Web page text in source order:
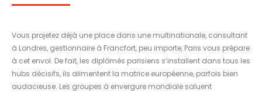
Vous projetez déjà une place dans une multinationale, consultant
à Londres, gestionnaire à Francfort, peu importe, Paris vous prépare
à cet envol. De fait, les diplômés parisiens s’installent dans tous les
hubs décisifs, ils alimentent la matrice européenne, parfois bien
audacieuse. Les groupes à envergure mondiale saluent